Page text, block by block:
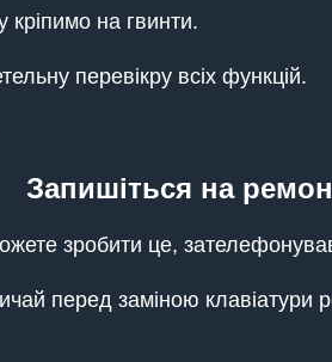
на гвинти.
перевікру всіх функцій.
Запишіться на
зробити це,
перед заміною клавіатури